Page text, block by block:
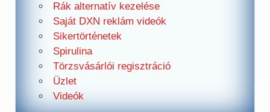
Rák alternatív kezelése
Saját DXN reklám videók
Sikertörténetek
Spirulina
Törzsvásárlói regisztráció
Üzlet
Videók